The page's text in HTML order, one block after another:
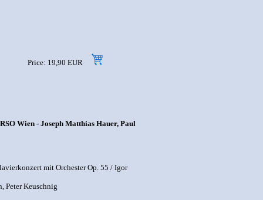
Price: 19,90 EUR
Wien - Joseph Matthias Hauer, Paul
mit Orchester Op. 55 / Igor
Peter Keuschnig